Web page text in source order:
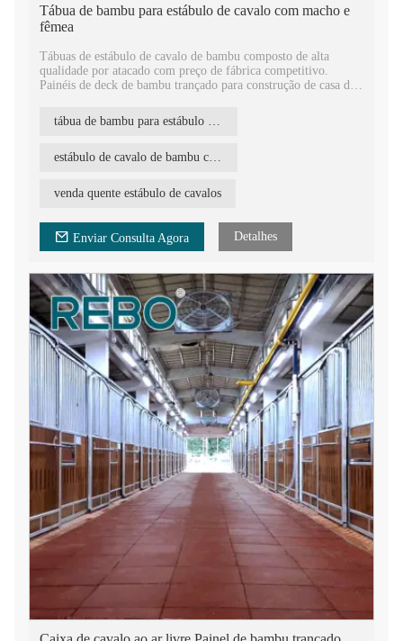
Tábua de bambu para estábulo de cavalo com macho e
fêmea
Tábuas de estábulo de cavalo de bambu composto de alta
qualidade por atacado com preço de fábrica competitivo.
Painéis de deck de bambu trançado para construção de casa de
Equipamento de estábulo de cavalo painéis de baia de bambu
estábulo de cavalo de bambu trançado
Tábuas de bambu para estábulos de cavalos com macho e
fêmea, alta densidade, carbonização média, com abertura para
fazenda. Lindo material de deck de bambu para decoração de
casa de animais.
tábua de bambu para estábulo de cavalo
estábulo de cavalo de bambu com encaixe macho e fêmea
venda quente estábulo de cavalos
Enviar Consulta Agora Detalhes